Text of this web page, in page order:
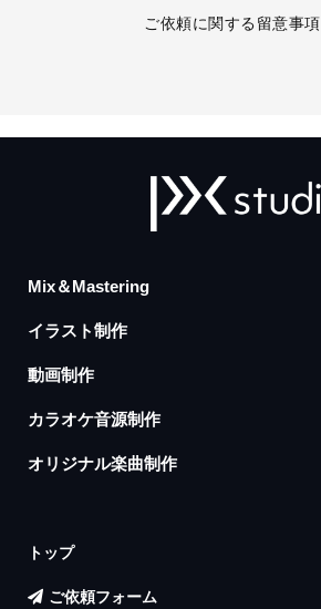
ご依頼に関する留意事項
Mix＆Mastering
イラスト制作
動画制作
カラオケ音源制作
オリジナル楽曲制作
トップ
ご依頼フォーム